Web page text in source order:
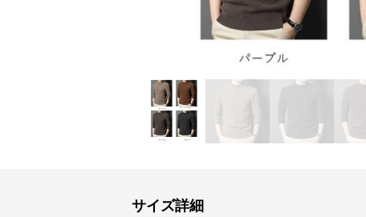
サイズ詳細